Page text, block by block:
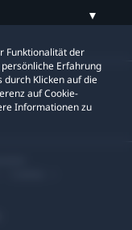
Funktionalität der
Erfahrung
durch Klicken auf die
auf Cookie-
Informationen zu